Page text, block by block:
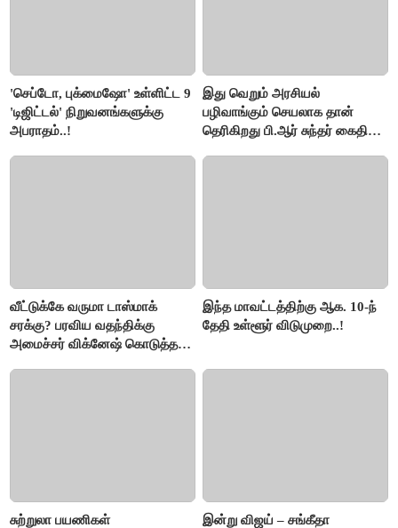
'செப்டோ, புக்மைஷோ' உள்ளிட்ட 9
'டிஜிட்டல்' நிறுவனங்களுக்கு
அபராதம்..!
இது வெறும் அரசியல்
பழிவாங்கும் செயலாக தான்
தெரிகிறது பி.ஆர் சுந்தர் கைதிற்கு
வீட்டுக்கே வருமா டாஸ்மாக்
சரக்கு? பரவிய வதந்திக்கு
அமைச்சர் விக்னேஷ் கொடுத்த
இந்த மாவட்டத்திற்கு ஆக. 10-ந்
தேதி உள்ளூர் விடுமுறை..!
சுற்றுலா பயணிகள்
இன்று விஜய் – சங்கீதா